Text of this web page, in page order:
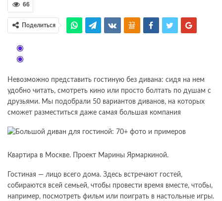
66
Поделиться
Невозможно представить гостиную без дивана: сидя на нем
удобно читать, смотреть кино или просто болтать по душам с
друзьями. Мы подобрали 50 вариантов диванов, на которых
сможет разместиться даже самая большая компания
Квартира в Москве. Проект Марины Ярмаркиной.
Гостиная — лицо всего дома. Здесь встречают гостей,
собираются всей семьей, чтобы провести время вместе, чтобы,
например, посмотреть фильм или поиграть в настольные игры.